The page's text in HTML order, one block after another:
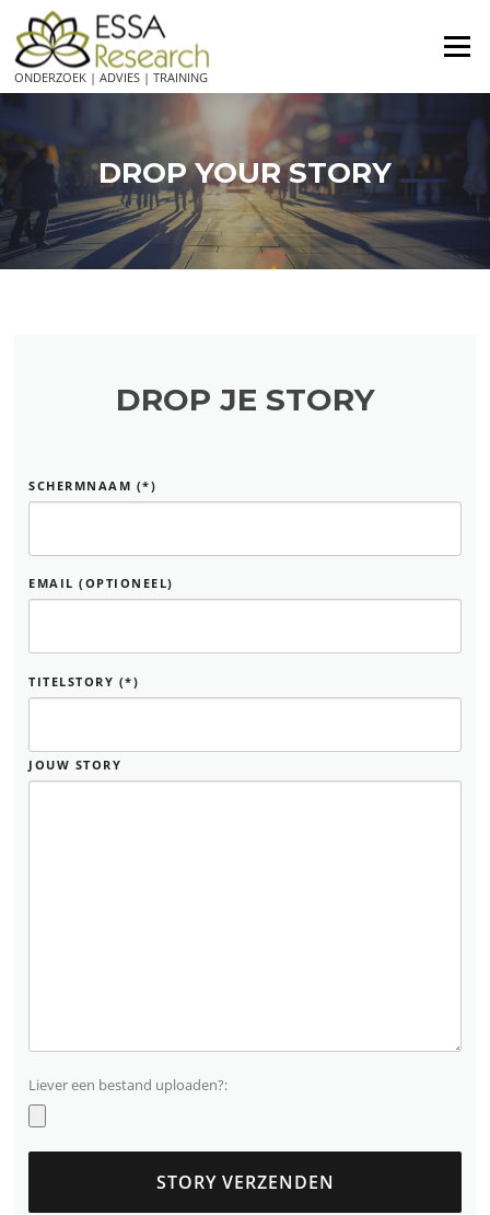
naar
de
inhoud
ONDERZOEK | ADVIES | TRAINING
Menu
DROP YOUR STORY
DROP JE STORY
SCHERMNAAM (*)
EMAIL (OPTIONEEL)
TITELSTORY (*)
JOUW STORY
Liever een bestand uploaden?: